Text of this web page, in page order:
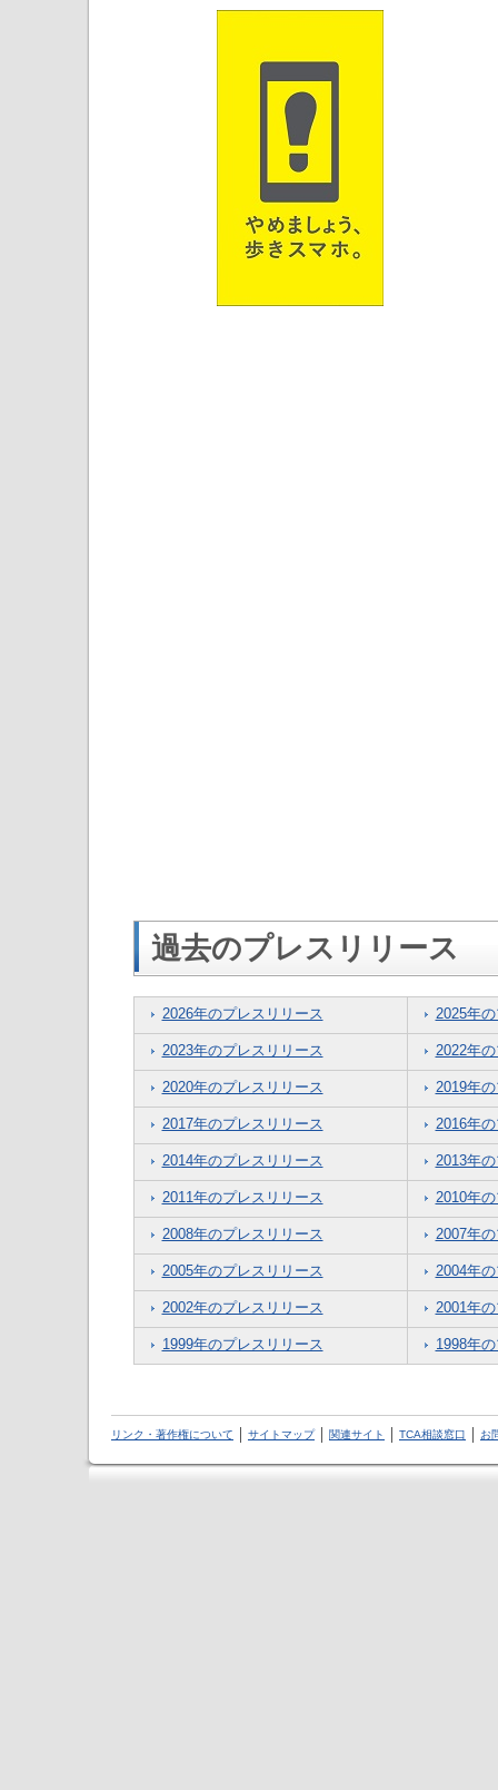
過去のプレスリリース
2026年のプレスリリース 2025年
2023年のプレスリリース 2022年
2020年のプレスリリース 2019年
2017年のプレスリリース 2016年
2014年のプレスリリース 2013年
2011年のプレスリリース 2010年
2008年のプレスリリース 2007年
2005年のプレスリリース 2004年
2002年のプレスリリース 2001年
1999年のプレスリリース 1998年
リンク・著作権について サイトマップ 関連サイト TCA相談窓口 お